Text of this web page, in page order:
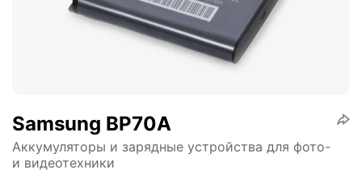
Samsung BP70A
Аккумуляторы и зарядные устройства для фото-
и видеотехники